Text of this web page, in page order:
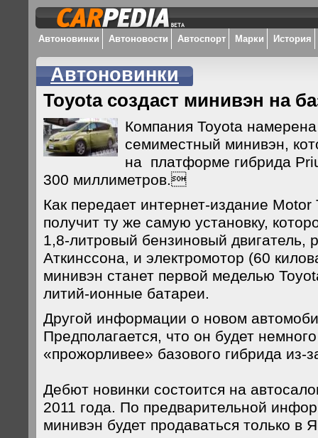
Автоновинки Автоновости Автоспорт Марки История
Автоновинки
Toyota создаст минивэн на
Компания Toyota
семиместный минивэн,
на платформе гибрида
300 миллиметров.
Как передает интернет-издание Motor
получит ту же самую установку,
1,8-литровый бензиновый двигатель,
Аткинссона, и электромотор (60
минивэн станет первой меделью
литий-ионные батареи.
Другой информации о новом
Предполагается, что он будет
«прожорливее» базового гибрида из-
Дебют новинки состоится на
2011 года. По предварительной
минивэн будет продаваться только в